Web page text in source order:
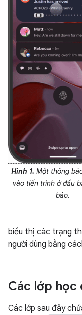
Hình 1. Một thông
vào tiến trình ở đầu
báo.
biểu thị các trạng
người dùng bằng
Các lớp học
Các lớp sau đây